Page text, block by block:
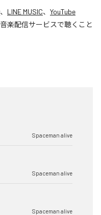
、 LINE MUSIC、 YouTube
楽配信サービスで聴くこと
Spaceman alive
Spaceman alive
Spaceman alive